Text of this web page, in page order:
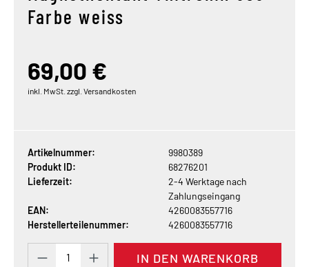
Farbe weiss
69,00 €
inkl. MwSt. zzgl. Versandkosten
Artikelnummer:
9980389
Produkt ID:
68276201
Lieferzeit:
2-4 Werktage nach
Zahlungseingang
EAN:
4260083557716
Herstellerteilenummer:
4260083557716
Produkt Anzahl: Gib den gewünschten
IN DEN WARENKORB